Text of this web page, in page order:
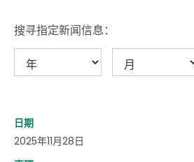
搜寻指定新闻信息：
日期
2025年11月28日